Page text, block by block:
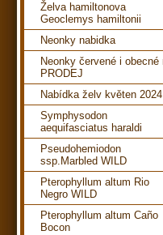
Želva hamiltonova
Geoclemys hamiltonii
Neonky nabidka
Neonky červené i obecné
PRODEJ
Nabídka želv květen 2024
Symphysodon
aequifasciatus haraldi
Pseudohemiodon
ssp.Marbled WILD
Pterophyllum altum Rio
Negro WILD
Pterophyllum altum Caño
Bocon